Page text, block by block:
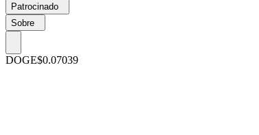
Patrocinado
Sobre
DOGE$0.07039